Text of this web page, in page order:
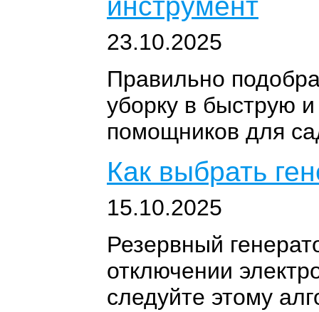
23.10.2025
Правильно
уборку в быструю
помощников для
Как выбрать
15.10.2025
Резервный
отключении
следуйте этому